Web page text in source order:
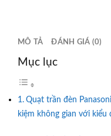
MÔ TẢ ĐÁNH GIÁ (0)
Mục lục
Quạt trần đèn
kiệm không gian với kiểu